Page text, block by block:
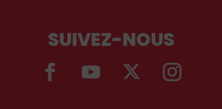
SUIVEZ-NOUS